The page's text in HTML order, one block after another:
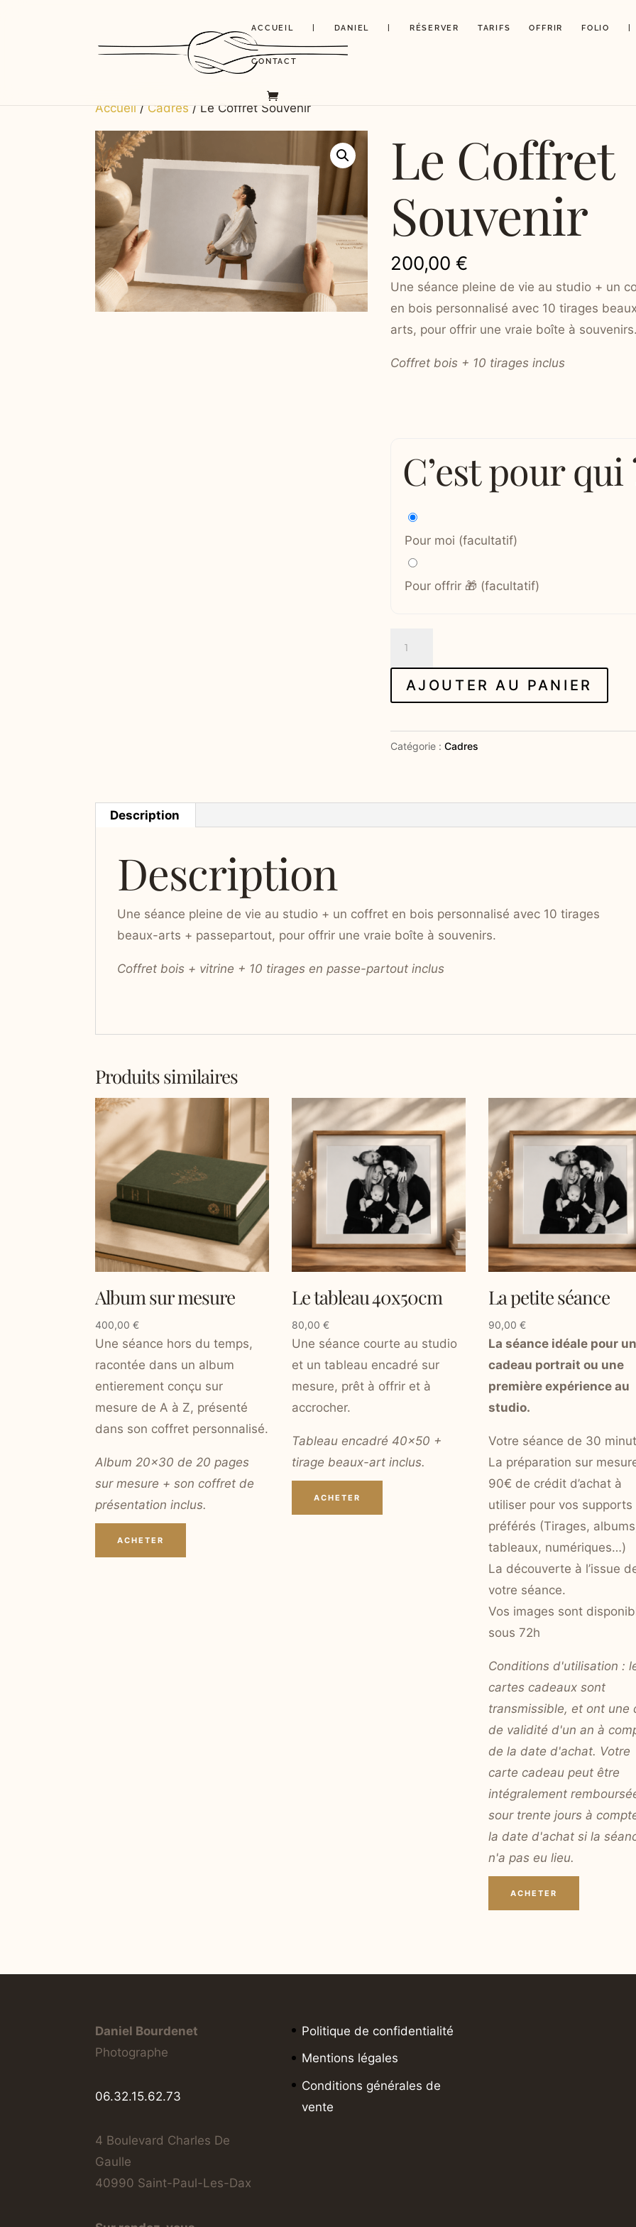
ACCUEIL DANIEL RÉSERVER TARIFS OFFRIR FOLIO
CONTACT
Accueil / Cadres / Le Coffret Souvenir
Le Coffret
Souvenir
200,00 €
Une séance pleine de vie au studio + un
en bois personnalisé avec 10 tirages
arts, pour offrir une vraie boîte à souvenirs.
Coffret bois + 10 tirages inclus
C’est pour qui
Pour moi (facultatif)
Pour offrir 🎁 (facultatif)
Coffret
AJOUTER AU PANIER
Catégorie : Cadres
Description
Description
Une séance pleine de vie au studio + un coffret en bois personnalisé avec 10 tirages
beaux-arts + passepartout, pour offrir une vraie boîte à souvenirs.
Coffret bois + vitrine + 10 tirages en passe-partout inclus
Produits similaires
Album sur mesure
400,00€
Une séance hors du temps,
racontée dans un album
entierement conçu sur
mesure de A à Z, présenté
dans son coffret personnalisé.
Album 20x30 de 20 pages
sur mesure + son coffret de
présentation inclus.
ACHETER
Le tableau 40x50cm
80,00€
Une séance courte au studio
et un tableau encadré sur
mesure, prêt à offrir et à
accrocher.
Tableau encadré 40×50 +
tirage beaux-art inclus.
ACHETER
La petite séance
90,00€
La séance idéale pour un
cadeau portrait ou une
première expérience au
studio.
Votre séance de 30
La préparation sur
90€ de crédit d’achat à
utiliser pour vos supports
préférés (Tirages,
tableaux, numériques…)
La découverte à l’issue
votre séance.
Vos images sont
sous 72h
Conditions d'utilisation :
cartes cadeaux sont
transmissible, et ont une
de validité d'un an à
de la date d'achat. Votre
carte cadeau peut être
intégralement
sour trente jours à
la date d'achat si la
n'a pas eu lieu.
ACHETER
Daniel Bourdenet
Photographe
06.32.15.62.73
4 Boulevard Charles De
Gaulle
40990 Saint-Paul-Les-Dax
Politique de confidentialité
Mentions légales
Conditions générales de
vente